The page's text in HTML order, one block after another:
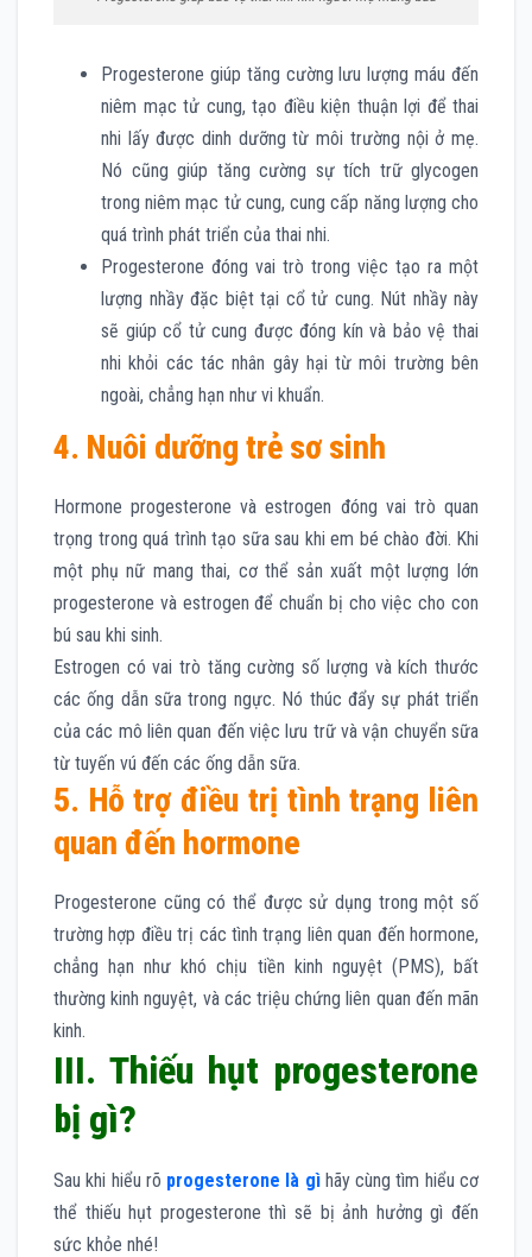
Progesterone giúp tăng cường lưu lượng máu đến
niêm mạc tử cung, tạo điều kiện thuận lợi để thai
nhi lấy được dinh dưỡng từ môi trường nội ở mẹ.
Nó cũng giúp tăng cường sự tích trữ glycogen
trong niêm mạc tử cung, cung cấp năng lượng cho
quá trình phát triển của thai nhi.
Progesterone đóng vai trò trong việc tạo ra một
lượng nhầy đặc biệt tại cổ tử cung. Nút nhầy này
sẽ giúp cổ tử cung được đóng kín và bảo vệ thai
nhi khỏi các tác nhân gây hại từ môi trường bên
ngoài, chẳng hạn như vi khuẩn.
4. Nuôi dưỡng trẻ sơ sinh
Hormone progesterone và estrogen đóng vai trò quan
trọng trong quá trình tạo sữa sau khi em bé chào đời. Khi
một phụ nữ mang thai, cơ thể sản xuất một lượng lớn
progesterone và estrogen để chuẩn bị cho việc cho con
bú sau khi sinh.
Estrogen có vai trò tăng cường số lượng và kích thước
các ống dẫn sữa trong ngực. Nó thúc đẩy sự phát triển
của các mô liên quan đến việc lưu trữ và vận chuyển sữa
từ tuyến vú đến các ống dẫn sữa.
5. Hỗ trợ điều trị tình trạng liên
quan đến hormone
Progesterone cũng có thể được sử dụng trong một số
trường hợp điều trị các tình trạng liên quan đến hormone,
chẳng hạn như khó chịu tiền kinh nguyệt (PMS), bất
thường kinh nguyệt, và các triệu chứng liên quan đến mãn
kinh.
III. Thiếu hụt progesterone
bị gì?
Sau khi hiểu rõ progesterone là gìhãy cùng tìm hiểu cơ
thể thiếu hụt progesterone thì sẽ bị ảnh hưởng gì đến
sức khỏe nhé!